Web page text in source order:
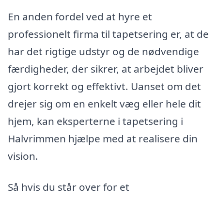
En anden fordel ved at hyre et
professionelt firma til tapetsering er, at de
har det rigtige udstyr og de nødvendige
færdigheder, der sikrer, at arbejdet bliver
gjort korrekt og effektivt. Uanset om det
drejer sig om en enkelt væg eller hele dit
hjem, kan eksperterne i tapetsering i
Halvrimmen hjælpe med at realisere din
vision.
Så hvis du står over for et